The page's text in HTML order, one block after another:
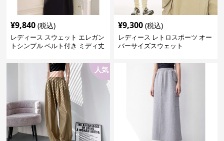
¥9,840 (税込)
レディース スウェット エレガン
トシンプル ベルト付き ミディ丈
¥9,300 (税込)
レディース レトロスポーツ オー
バーサイズスウェット
人気